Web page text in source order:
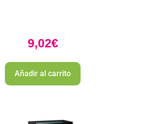
9,02€
Añadir al carrito